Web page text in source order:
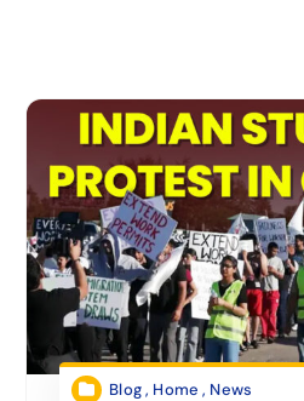
Blog, Home , News